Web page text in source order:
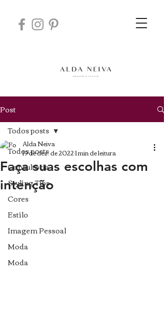
Post
Todos posts
Consultoria
Styling Tips
Cores
Estilo
Imagem Pessoal
Moda
Moda
Todos posts
Faça suas escolhas com
intenção
Alda Neiva
19 de dez. de 20221 min de leitura